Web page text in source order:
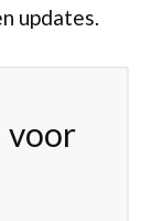
updates.
voor